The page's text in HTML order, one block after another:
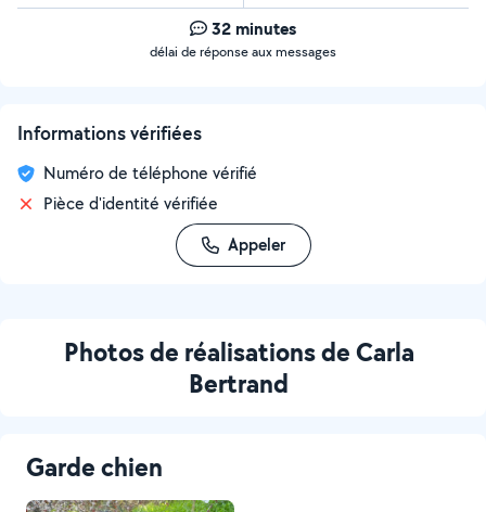
32 minutes
délai de réponse aux messages
Informations vérifiées
Numéro de téléphone vérifié
Pièce d'identité vérifiée
Appeler
Photos de réalisations de Carla
Bertrand
Garde chien